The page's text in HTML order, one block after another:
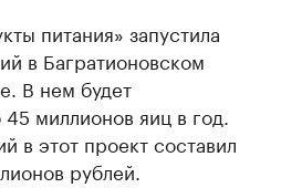
питания» запустила
в Багратионовском
В нем будет
миллионов яиц в год.
в этот проект составил
рублей.